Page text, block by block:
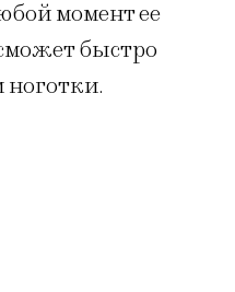
момент ее
быстро
ноготки.